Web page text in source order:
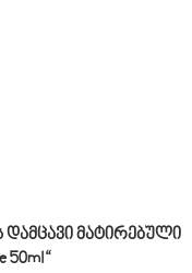
Დამცავი Მატირებული
50ml“